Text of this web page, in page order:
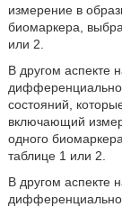
измерение в
биомаркера,
или 2.
В другом аспекте
состояний,
включающий
одного
таблице 1 или 2.
В другом аспекте